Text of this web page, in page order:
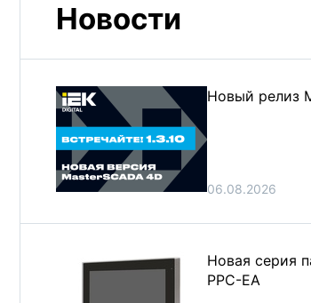
Новости
Новый релиз
06.08.2026
Новая серия
PPC-EA